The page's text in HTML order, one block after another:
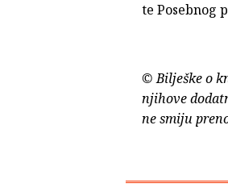
te Posebnog
© Bilješke o
njihove
ne smiju